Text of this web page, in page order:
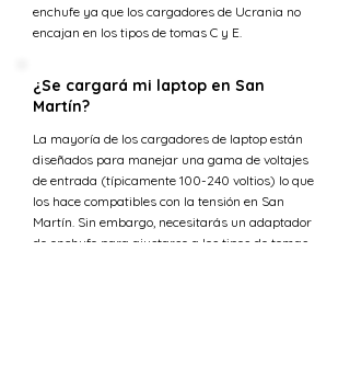
enchufe ya que los cargadores de Ucrania no
encajan en los tipos de tomas C y E.
¿Se cargará mi laptop en San
Martín?
La mayoría de los cargadores de laptop están
diseñados para manejar una gama de voltajes
de entrada (típicamente 100-240 voltios) lo que
los hace compatibles con la tensión en San
Martín. Sin embargo, necesitarás un adaptador
de enchufe para ajustarse a los tipos de tomas